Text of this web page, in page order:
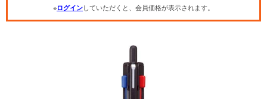
※ログインしていただくと、会員価格が表示されます。